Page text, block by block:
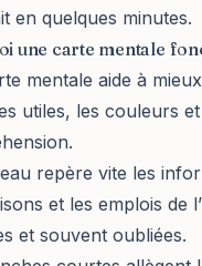
en quelques minutes.
une carte mentale
mentale aide à
utiles, les couleurs
repère vite les
et les emplois de
et souvent oubliées.